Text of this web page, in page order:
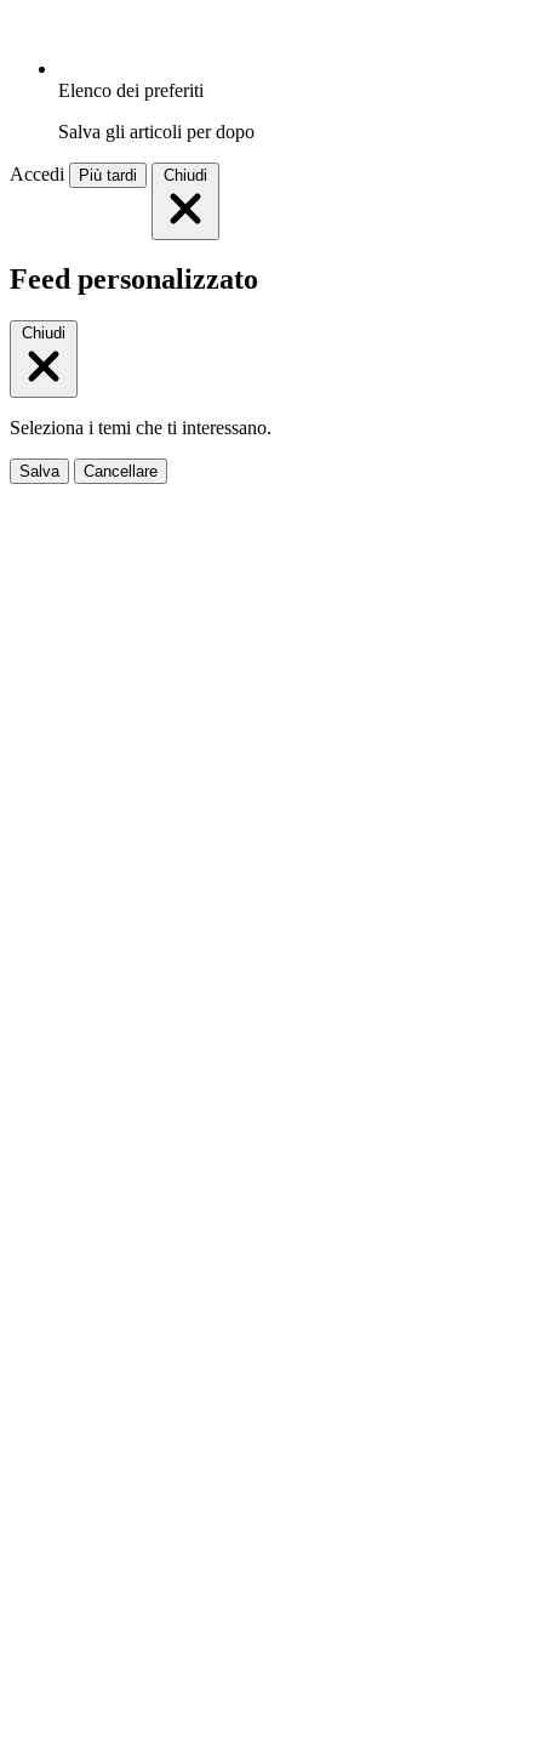
Elenco dei preferiti
Salva gli articoli per dopo
Accedi Più tardi Chiudi
Feed personalizzato
Chiudi
Seleziona i temi che ti interessano.
Salva Cancellare